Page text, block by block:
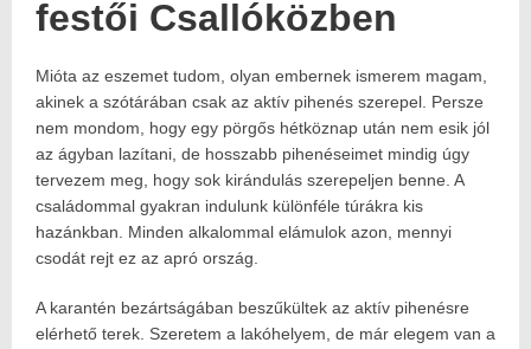
festői Csallóközben
Posted
on:
2021.05.31.
2024.01.15.
Havasokka
Mióta az eszemet tudom, olyan embernek ismerem magam,
akinek a szótárában csak az aktív pihenés szerepel. Persze
nem mondom, hogy egy pörgős hétköznap után nem esik jól
az ágyban lazítani, de hosszabb pihenéseimet mindig úgy
tervezem meg, hogy sok kirándulás szerepeljen benne. A
családommal gyakran indulunk különféle túrákra kis
hazánkban. Minden alkalommal elámulok azon, mennyi
csodát rejt ez az apró ország.
A karantén bezártságában beszűkültek az aktív pihenésre
elérhető terek. Szeretem a lakóhelyem, de már elegem van a